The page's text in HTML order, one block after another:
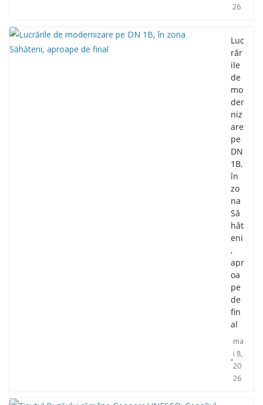
26
Luc
răr
ile
de
mo
der
niz
are
pe
DN
1B,
în
zo
na
Să
hăt
eni
,
apr
oa
pe
de
fin
al
ma
i 8,
20
26